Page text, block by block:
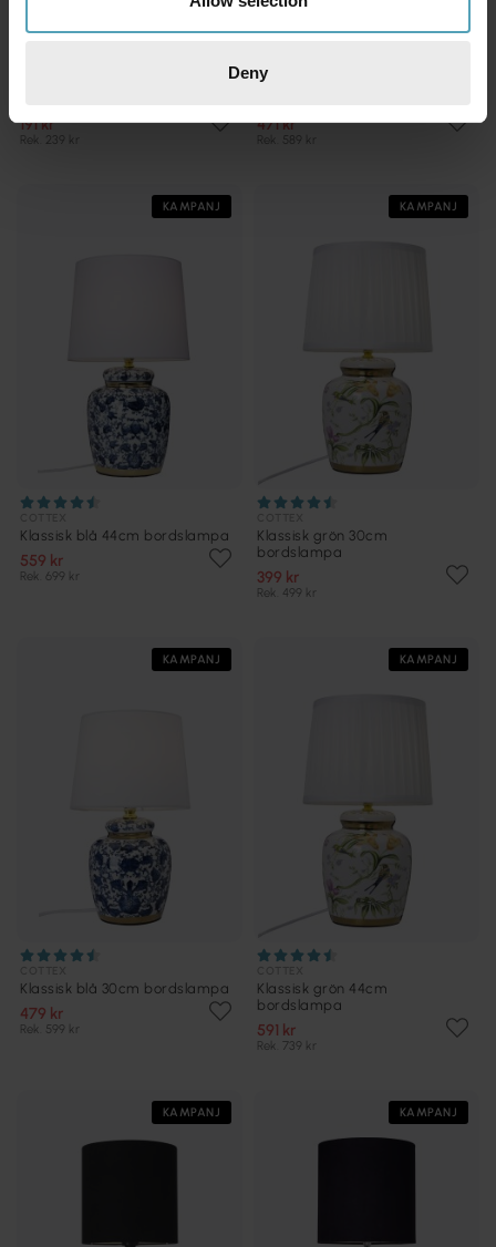
Deny
191 kr
Rek. 239 kr
COTTEX
471 kr
Rek. 589 kr
KAMPANJ
Klassisk blå 44cm bordslampa
559 kr
Rek. 699 kr
KAMPANJ
Klassisk grön 30cm
bordslampa
399 kr
Rek. 499 kr
KAMPANJ
Klassisk blå 30cm bordslampa
479 kr
Rek. 599 kr
KAMPANJ
Klassisk grön 44cm
bordslampa
591 kr
Rek. 739 kr
KAMPANJ KAMPANJ